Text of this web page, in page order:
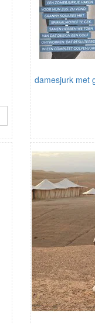
damesjurk met